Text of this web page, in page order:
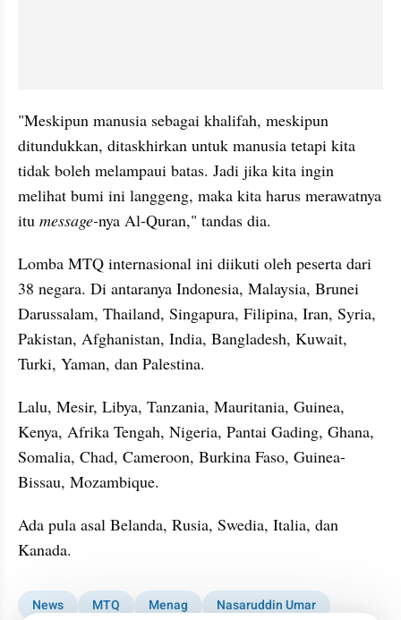
"Meskipun manusia sebagai khalifah, meskipun
ditundukkan, ditaskhirkan untuk manusia tetapi kita
tidak boleh melampaui batas. Jadi jika kita ingin
melihat bumi ini langgeng, maka kita harus merawatnya
itu message-nya Al-Quran," tandas dia.
Lomba MTQ internasional ini diikuti oleh peserta dari
38 negara. Di antaranya Indonesia, Malaysia, Brunei
Darussalam, Thailand, Singapura, Filipina, Iran, Syria,
Pakistan, Afghanistan, India, Bangladesh, Kuwait,
Turki, Yaman, dan Palestina.
Lalu, Mesir, Libya, Tanzania, Mauritania, Guinea,
Kenya, Afrika Tengah, Nigeria, Pantai Gading, Ghana,
Somalia, Chad, Cameroon, Burkina Faso, Guinea-
Bissau, Mozambique.
Ada pula asal Belanda, Rusia, Swedia, Italia, dan
Kanada.
News MTQ Menag Nasaruddin Umar